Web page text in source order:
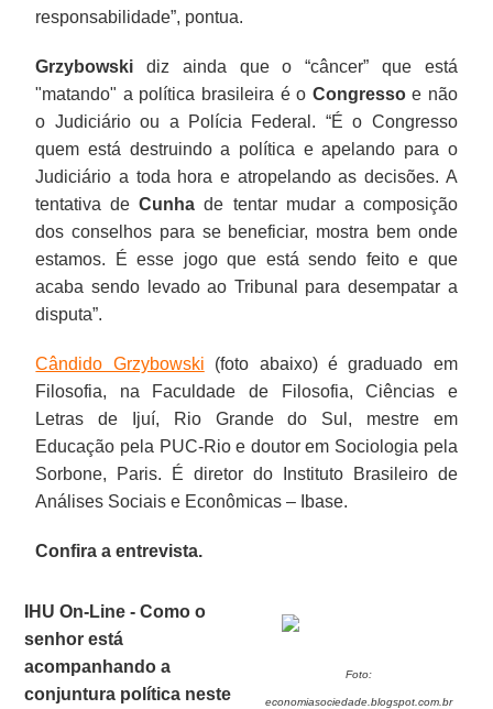
responsabilidade”, pontua.
Grzybowski diz ainda que o “câncer” que está
"matando" a política brasileira é o Congressoe não
o Judiciário ou a Polícia Federal. “É o Congresso
quem está destruindo a política e apelando para o
Judiciário a toda hora e atropelando as decisões. A
tentativa deCunha de tentar mudar a composição
dos conselhos para se beneficiar, mostra bem onde
estamos. É esse jogo que está sendo feito e que
acaba sendo levado ao Tribunal para desempatar a
disputa”.
Cândido Grzybowski
(foto abaixo) é graduado em
Filosofia, na Faculdade de Filosofia, Ciências e
Letras de Ijuí, Rio Grande do Sul, mestre em
Educação pela PUC-Rio e doutor em Sociologia pela
Sorbone, Paris. É diretor do Instituto Brasileiro de
Análises Sociais e Econômicas – Ibase.
Confira a entrevista.
Foto:
economiasociedade.blogspot.com.br
IHU On-Line - Como o
senhor está
acompanhando a
conjuntura política neste